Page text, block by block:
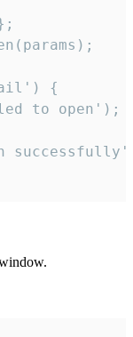
{
to open');